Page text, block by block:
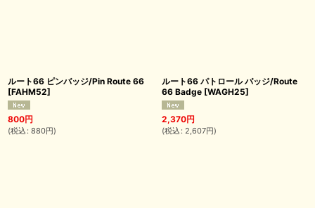
ルート66 ピンバッジ/Pin Route 66
[FAHM52]
800円
(税込 : 880円)
ルート66 パトロール バッジ/Route
66 Badge [WAGH25]
2,370円
(税込 : 2,607円)